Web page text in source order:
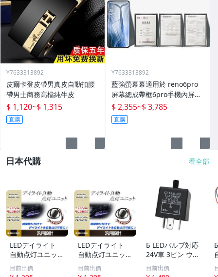
Y7633313892
皮爾卡登皮帶男真皮自動扣腰
帶男士商務高檔純牛皮
$ 1,120~$ 1,315
直購
Y7633313892
藍強螢幕幕適用於 reno6pro
屏幕總成帶框6pro手機內屏外
屏修復碎屏觸摸顯示屏o 拆機
更換液晶玻璃維
$ 2,355~$ 3,785
直購
日本代購 看全部
LEDデイライト
自動点灯ユニット
減光機能付き 12V
車専用 エンジン
目前出價
LEDデイライト
自動点灯ユニット
減光機能付き 12V
車専用 エンジン
目前出價
Б LEDバルブ対応
24V車 3ピン ウイ
ンカーリレー 速
度調整 無段階調
目前出價